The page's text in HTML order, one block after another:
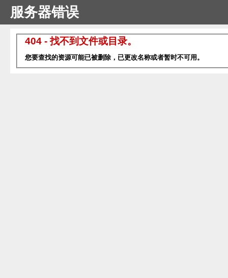
服务器错误
404 - 找不到文件或目录。
您要查找的资源可能已被删除，已更改名称或者暂时不可用。